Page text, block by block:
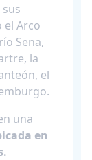
el Arco
Sena,
la
el
una
en